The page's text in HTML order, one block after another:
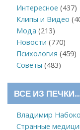
Интересное (437)
Клипы и Видео
Мода (213)
Новости (770)
Психология (459)
Советы (483)
ВСЕ ИЗ
Владимир
Странные